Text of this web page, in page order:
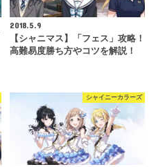
2018.5.9
【シャニマス】「フェス」攻略！
高難易度勝ち方やコツを解説！
シャイニーカラーズ